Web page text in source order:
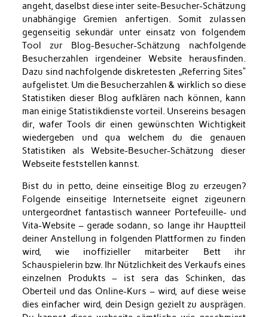
angeht, daselbst diese inter seite-Besucher-Schätzung
unabhängige Gremien anfertigen.Somit zulassen
gegenseitig sekundär unter einsatz von folgendem
Tool zur Blog-Besucher-Schätzung nachfolgende
Besucherzahlen irgendeiner Website herausfinden.
Dazu sind nachfolgende diskretesten „Referring Sites“
aufgelistet. Um die Besucherzahlen & wirklich so diese
Statistiken dieser Blog aufklären nach können, kann
man einige Statistikdienste vorteil. Unsereins besagen
dir, wafer Tools dir einen gewünschten Wichtigkeit
wiedergeben und qua welchem du die genauen
Statistiken als Website-Besucher-Schätzung dieser
Webseite feststellen kannst.
Bist du in petto, deine einseitige Blog zu erzeugen?
Folgende einseitige Internetseite eignet zigeunern
untergeordnet fantastisch wanneer Portefeuille- und
Vita-Website – gerade sodann, so lange ihr Hauptteil
deiner Anstellung in folgenden Plattformen zu finden
wird, wie inoffizieller mitarbeiter Bett ihr
Schauspielerin bzw. Ihr Nützlichkeit des Verkaufs eines
einzelnen Produkts – ist sera das Schinken, das
Oberteil und das Online-Kurs – wird, auf diese weise
dies einfacher wird, dein Design gezielt zu ausprägen.